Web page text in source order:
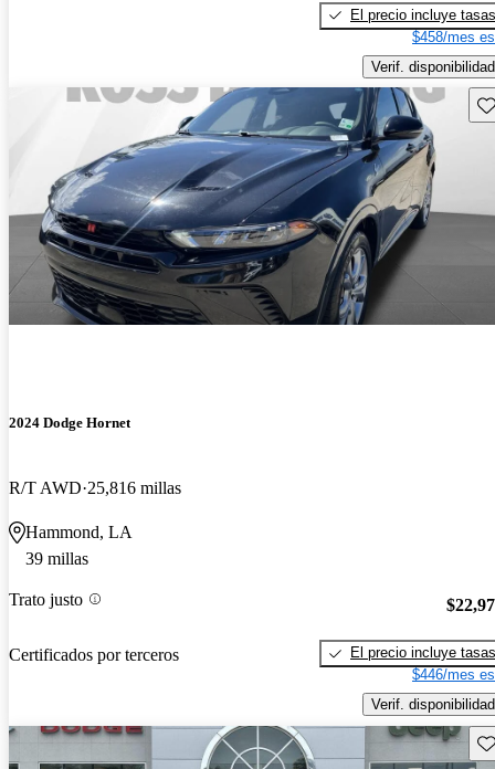
El precio incluye tasas
$458/mes
Verif. disponibilidad
2024 Dodge Hornet
R/T AWD 25,816 millas
Hammond, LA
39 millas
Trato justo
Certificados por terceros
El precio incluye tasas
$446/mes
Verif. disponibilidad